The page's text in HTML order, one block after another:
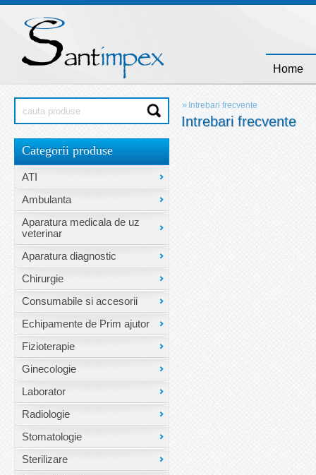
Home
Categorii produse
ATI
Ambulanta
Aparatura medicala de uz
veterinar
Aparatura diagnostic
Chirurgie
Consumabile si accesorii
Echipamente de Prim ajutor
Fizioterapie
Ginecologie
Laborator
Radiologie
Stomatologie
Sterilizare
» Intrebari frecvente
Intrebari frecvente